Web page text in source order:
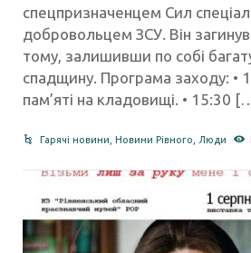
спецпризначенцем Сил
добровольцем ЗСУ. Він
тому, залишивши по собі
спадщину. Програма заходу: •
пам’яті на кладовищі. • 15:30
Гарячі новини ,Новини Рівного Люди